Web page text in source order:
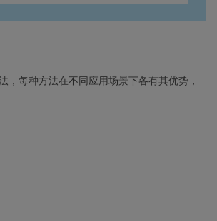
，每种方法在不同应用场景下各有其优势，